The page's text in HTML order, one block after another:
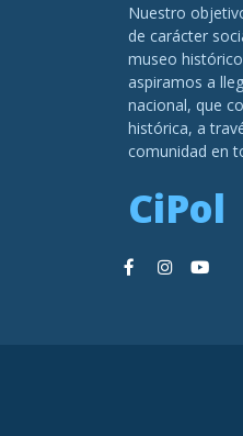
Nuestro
de carácter
museo
aspiramos a
nacional, que
histórica, a
comunidad en
CiPol